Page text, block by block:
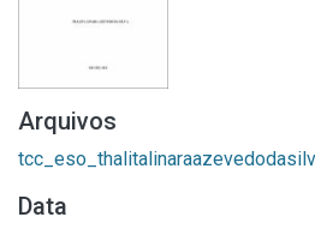
Arquivos
Data